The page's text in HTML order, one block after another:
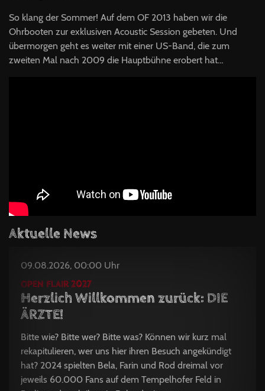
So klang der Sommer! Auf dem OF 2013 haben wir die
Ohrbooten zur exklusiven Acoustic Session gebeten. Und
übermorgen geht es weiter mit einer US-Band, die zum
zweiten Mal nach 2009 die Hauptbühne erobert hat…
Aktuelle News
09.08.2026, 00:00 Uhr
OPEN FLAIR 2027
Herzlich Willkommen zurück: DIE
ÄRZTE!
Bitte wie? Bitte wer? Bitte was? Können wir kurz mal
rekapitulieren, wer uns hier ihren Besuch angekündigt
hat? 2024 spielten Bela, Farin und Rod dreimal vor
jeweils 60.000 Fans auf dem Tempelhofer Feld in